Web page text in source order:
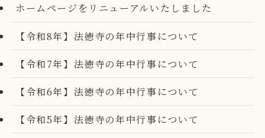
ホームページをリニューアルいたしました
【令和8年】法徳寺の年中行事について
【令和7年】法徳寺の年中行事について
【令和6年】法徳寺の年中行事について
【令和5年】法徳寺の年中行事について